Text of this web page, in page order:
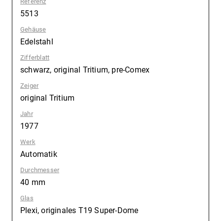
5513
Gehäuse
Edelstahl
Zifferblatt
schwarz, original Tritium, pre-Comex
Zeiger
original Tritium
Jahr:
1977
Werk
Automatik
Durchmesser
40 mm
Glas
Plexi, originales T19 Super-Dome